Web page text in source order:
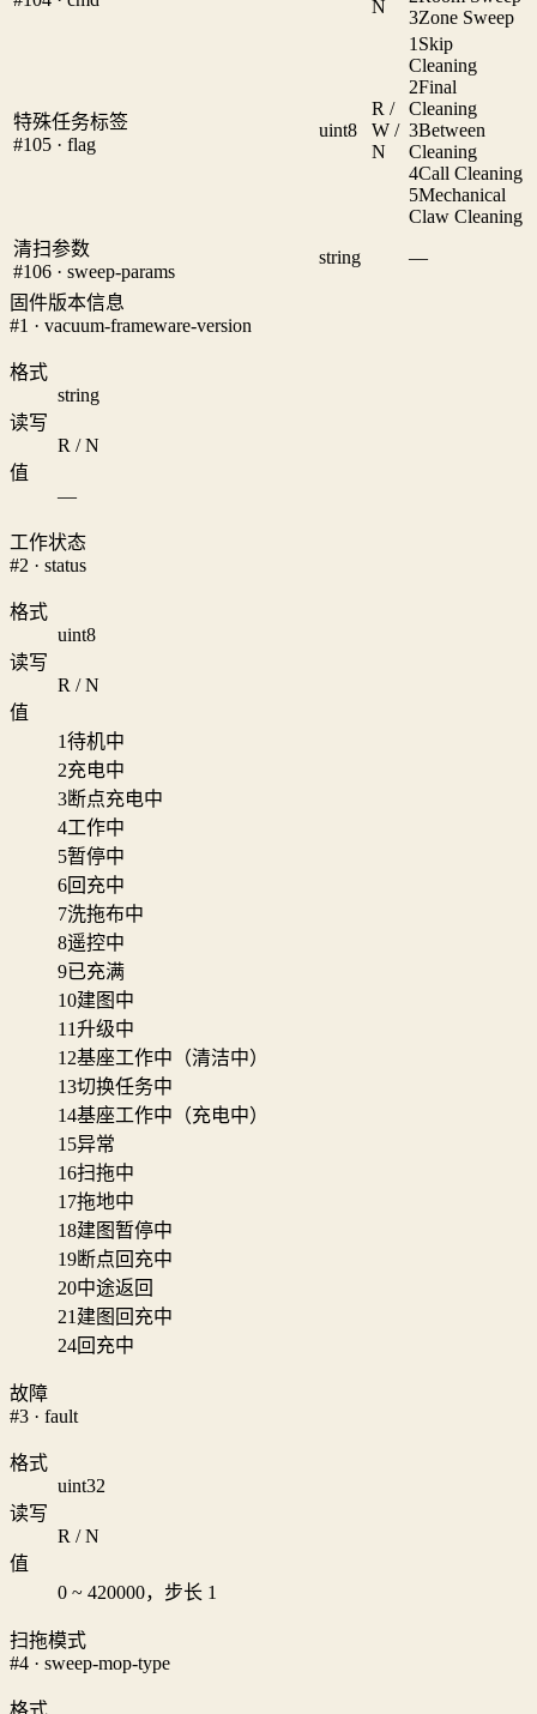
N
3Zone Sweep
特殊任务标签
#105 · flag
uint8
R /
W /
N
1 Skip
Cleaning
2Final
Cleaning
3Between
Cleaning
4Call Cleaning
5Mechanical
Claw Cleaning
清扫参数
#106 · sweep-params
string —
固件版本信息
#1 · vacuum-frameware-version
格式
string
读写
R / N
值
—
工作状态
#2 · status
格式
uint8
读写
R / N
值
1待机中
2充电中
3断点充电中
4工作中
5暂停中
6回充中
7洗拖布中
8遥控中
9已充满
10建图中
11升级中
12基座工作中（清洁中）
13切换任务中
14基座工作中（充电中）
15异常
16扫拖中
17拖地中
18建图暂停中
19断点回充中
20中途返回
21 建图回充中
24回充中
故障
#3 · fault
格式
uint32
读写
R / N
值
0 ~ 420000，步长 1
扫拖模式
#4 · sweep-mop-type
格式